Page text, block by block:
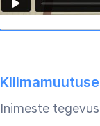
Inimeste